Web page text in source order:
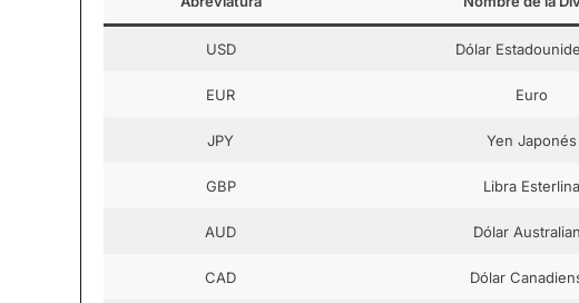
USD Dólar
EUR Euro
JPY Yen Japonés
GBP Libra Esterlina
AUD Dólar
CAD Dólar